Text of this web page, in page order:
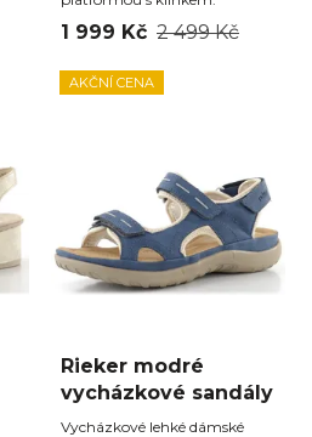
1 999 Kč 2 499 Kč
AKČNÍ CENA
Rieker modré
vycházkové sandály
Vycházkové lehké dámské